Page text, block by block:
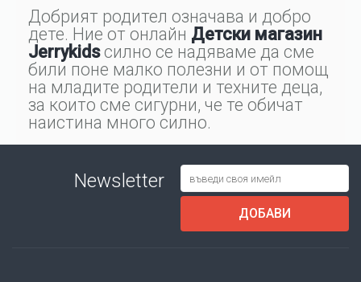
Добрият родител означава и добро
дете. Ние от онлайн Детски магазин
Jerrykids силно се надяваме да сме
били поне малко полезни и от помощ
на младите родители и техните деца,
за които сме сигурни, че те обичат
наистина много силно.
Newsletter
ДОБАВИ